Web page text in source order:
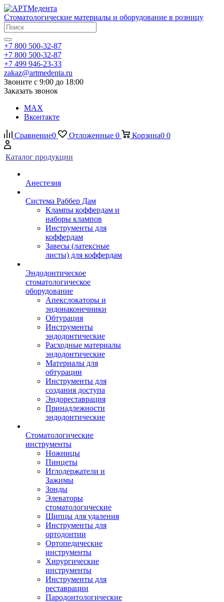
Стоматологические материалы и оборудование в розницу
+7 800 500-32-87
+7 800 500-32-87
+7 499 946-23-33
zakaz@artmedenta.ru
Звоните с 9:00 до 18:00
Заказать звонок
MAX
Вконтакте
Сравнение0 Отложенные 0 Корзина0 0
Каталог продукции
Анестезия
Система Раббер Дам
Клампы коффердам и
наборы клампов
Инструменты для
коффердам
Завесы (латексные
листы) для коффердам
Эндодонтическое
стоматологическое
оборудование
Апекслокаторы и
эндонаконечники
Обтурация
Инструменты
эндодонтические
Расходные материалы
эндодонтические
Материалы для
обтурации
Инструменты для
создания доступа
Эндореставрация
Принадлежности
эндодонтические
Стоматологические
инструменты
Ножницы
Пинцеты
Иглодержатели и
Зажимы
Зонды
Элеваторы
стоматологические
Щипцы для удаления
Инструменты для
ортодонтии
Ортопедические
инструменты
Хирургические
инструменты
Инструменты для
реставрации
Пародонтологические